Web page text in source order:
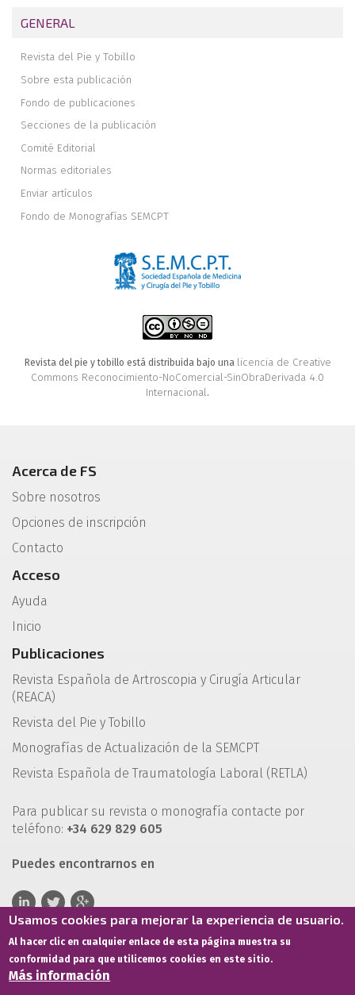
GENERAL
Revista del Pie y Tobillo
Sobre esta publicación
Fondo de publicaciones
Secciones de la publicación
Comité Editorial
Normas editoriales
Enviar artículos
Fondo de Monografías SEMCPT
Revista del pie y tobillo está distribuida bajo una licencia de Creative
Commons Reconocimiento-NoComercial-SinObraDerivada 4.0
Internacional.
Acerca de FS
Sobre nosotros
Opciones de inscripción
Contacto
Acceso
Ayuda
Inicio
Publicaciones
Revista Española de Artroscopia y Cirugía Articular
(REACA)
Revista del Pie y Tobillo
Monografías de Actualización de la SEMCPT
Revista Española de Traumatología Laboral (RETLA)
Para publicar su revista o monografía contacte por
teléfono: +34 629 829 605
Puedes encontrarnos en
Usamos cookies para mejorar la experiencia de usuario.
Al hacer clic en cualquier enlace de esta página muestra su
conformidad para que utilicemos cookies en este sitio.
Más información